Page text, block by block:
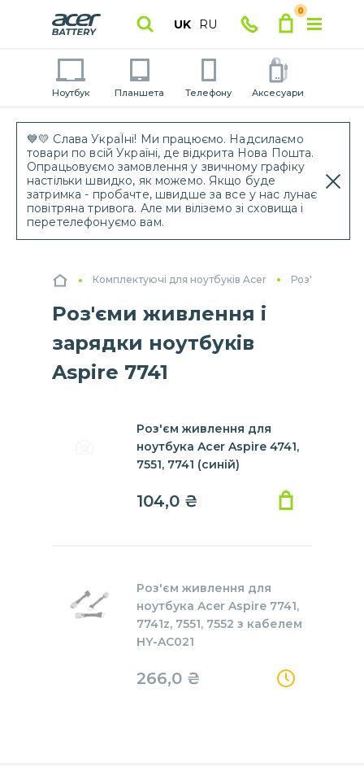
💙💛 Слава УкраЇні! Ми працюємо. Надсилаємо
товари по всій Україні, де відкрита Нова Пошта.
Опрацьовуємо замовлення у звичному графіку
настільки швидко, як можемо. Якщо буде
затримка - пробачте, швидше за все у нас лунає
повітряна тривога. Але ми віліземо зі сховища і
перетелефонуємо вам.
UK RU
0
Ноутбук Планшета Телефону Аксесуари
Комплектуючі для ноутбуків Acer Роз'єми
Роз'єми живлення і
зарядки ноутбуків
Aspire 7741
Роз'єм живлення для
ноутбука Acer Aspire 4741,
7551, 7741 (синій)
104,0 ₴
Роз'єм живлення для
ноутбука Acer Aspire 7741,
7741z, 7551, 7552 з кабелем
HY-AC021
266,0 ₴